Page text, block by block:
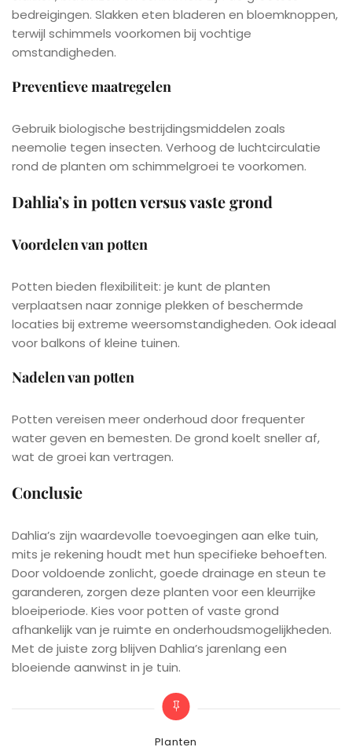
bedreigingen. Slakken eten bladeren en bloemknoppen,
terwijl schimmels voorkomen bij vochtige
omstandigheden.
Preventieve maatregelen
Gebruik biologische bestrijdingsmiddelen zoals
neemolie tegen insecten. Verhoog de luchtcirculatie
rond de planten om schimmelgroei te voorkomen.
Dahlia’s in potten versus vaste grond
Voordelen van potten
Potten bieden flexibiliteit: je kunt de planten
verplaatsen naar zonnige plekken of beschermde
locaties bij extreme weersomstandigheden. Ook ideaal
voor balkons of kleine tuinen.
Nadelen van potten
Potten vereisen meer onderhoud door frequenter
water geven en bemesten. De grond koelt sneller af,
wat de groei kan vertragen.
Conclusie
Dahlia’s zijn waardevolle toevoegingen aan elke tuin,
mits je rekening houdt met hun specifieke behoeften.
Door voldoende zonlicht, goede drainage en steun te
garanderen, zorgen deze planten voor een kleurrijke
bloeiperiode. Kies voor potten of vaste grond
afhankelijk van je ruimte en onderhoudsmogelijkheden.
Met de juiste zorg blijven Dahlia’s jarenlang een
bloeiende aanwinst in je tuin.
Categories
Planten